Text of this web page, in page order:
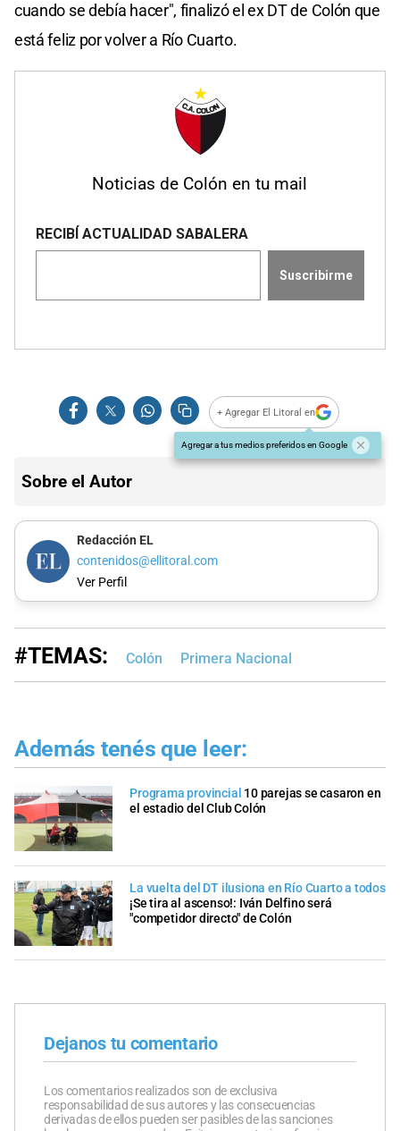
cuando se debía hacer", finalizó el ex DT de Colón que
está feliz por volver a Río Cuarto.
Noticias de Colón en tu mail
+ Agregar El Litoral en
Agregar a tus medios preferidos en Google
Sobre el Autor
Redacción EL
contenidos@ellitoral.com
Ver Perfil
#TEMAS: Colón Primera Nacional
Además tenés que leer:
Programa provincial 10 parejas se casaron en
el estadio del Club Colón
La vuelta del DT ilusiona en Río Cuarto a todos
¡Se tira al ascenso!: Iván Delfino será
"competidor directo" de Colón
Dejanos tu comentario
Los comentarios realizados son de exclusiva
responsabilidad de sus autores y las consecuencias
derivadas de ellos pueden ser pasibles de las sanciones